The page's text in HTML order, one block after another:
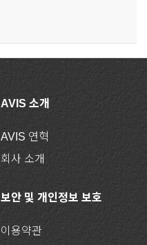
AVIS 소개
AVIS 연혁
회사 소개
보안 및 개인정보 보호
이용약관